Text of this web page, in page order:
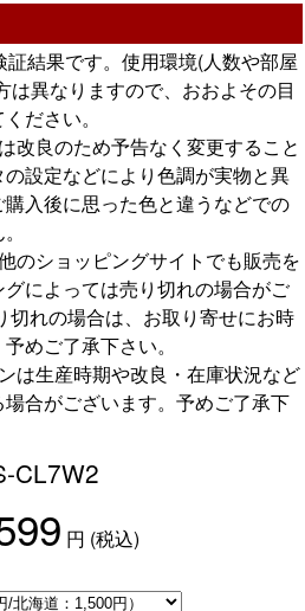
結果です。使用環境(人数や部屋
は異なりますので、おおよその目
ださい。
改良のため予告なく変更すること
設定などにより色調が実物と異
入後に思った色と違うなどでの
のショッピングサイトでも販売を
によっては売り切れの場合がご
切れの場合は、お取り寄せにお時
めご了承下さい。
は生産時期や改良・在庫状況など
合がございます。予めご了承下
CL7W2
円 (税込)